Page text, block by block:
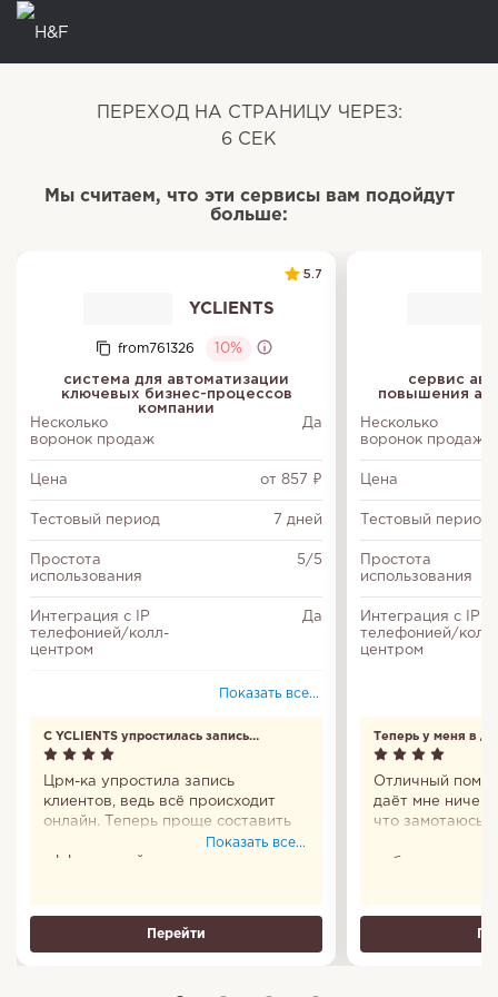
ПЕРЕХОД НА СТРАНИЦУ ЧЕРЕЗ:
6 СЕК
Мы считаем, что эти сервисы вам подойдут
больше:
5.7
YCLIENTS
from761326 10%
система для автоматизации
ключевых бизнес-процессов
компании
Несколько
воронок продаж
Да
Цена от 857 ₽
Тестовый период 7 дней
Простота
использования
5/5
Интеграция с IP
телефонией/колл-
центром
Да
Да
Входит в Единый
реестр
российских
программ
Настройка
Делегирование
Да
Показать все...
С YCLIENTS упростилась запись
клиентов
Црм-ка упростила запись
клиентов, ведь всё происходит
онлайн. Теперь проще составить
график и сделать работу
эффективней.
Показать все...
Перейти
сервис
повышения
Несколько
воронок продаж
Цена
Тестовый период
Простота
использования
Интеграция с IP
телефонией/колл-
центром
Теперь у меня в
Отличный
даёт мне
что замотаюсь
мобильное